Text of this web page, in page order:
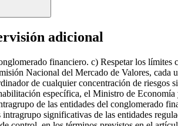
adicional
financiero. c) Respetar los
Nacional del Mercado de Valores, cada
de cualquier concentración de
específica, el Ministro de
de las entidades del conglomerado
significativas de las entidades